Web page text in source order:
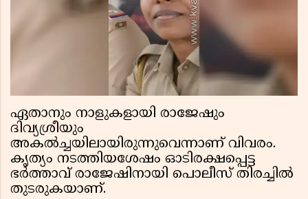
ഏതാനും നാളുകളായി രാജേഷും
ദിവ്യശ്രീയും
അകല്‍ച്ചയിലായിരുന്നുവെന്നാണ് വിവരം.
കൃത്യം നടത്തിയശേഷം ഓടിരക്ഷപ്പെട്ട
ഭര്‍ത്താവ് രാജേഷിനായി പൊലീസ് തിരച്ചില്‍
തുടരുകയാണ്.